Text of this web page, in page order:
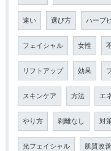
違い 選び方 ハーブ
フェイシャル 女性
リフトアップ 効果
スキンケア 方法 エ
やり方 剥離なし 対
光フェイシャル 肌質改善